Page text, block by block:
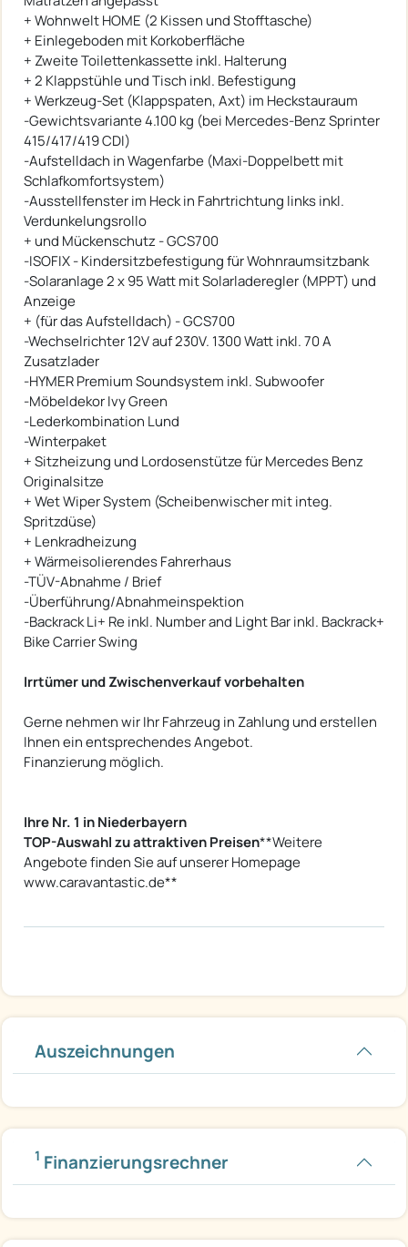
+ Wohnwelt HOME (2 Kissen und Stofftasche)
+ Einlegeboden mit Korkoberfläche
+ Zweite Toilettenkassette inkl. Halterung
+ 2 Klappstühle und Tisch inkl. Befestigung
+ Werkzeug-Set (Klappspaten, Axt) im Heckstauraum
-Gewichtsvariante 4.100 kg (bei Mercedes-Benz Sprinter
415/417/419 CDI)
-Aufstelldach in Wagenfarbe (Maxi-Doppelbett mit
Schlafkomfortsystem)
-Ausstellfenster im Heck in Fahrtrichtung links inkl.
Verdunkelungsrollo
+ und Mückenschutz - GCS700
-ISOFIX - Kindersitzbefestigung für Wohnraumsitzbank
-Solaranlage 2 x 95 Watt mit Solarladeregler (MPPT) und
Anzeige
+ (für das Aufstelldach) - GCS700
-Wechselrichter 12V auf 230V. 1300 Watt inkl. 70 A
Zusatzlader
-HYMER Premium Soundsystem inkl. Subwoofer
-Möbeldekor Ivy Green
-Lederkombination Lund
-Winterpaket
+ Sitzheizung und Lordosenstütze für Mercedes Benz
Originalsitze
+ Wet Wiper System (Scheibenwischer mit integ.
Spritzdüse)
+ Lenkradheizung
+ Wärmeisolierendes Fahrerhaus
-TÜV-Abnahme / Brief
-Überführung/Abnahmeinspektion
-Backrack Li+ Re inkl. Number and Light Bar inkl. Backrack+
Bike Carrier Swing
Irrtümer und Zwischenverkauf vorbehalten
Gerne nehmen wir Ihr Fahrzeug in Zahlung und erstellen
Ihnen ein entsprechendes Angebot.
Finanzierung möglich.
Ihre Nr. 1 in Niederbayern
TOP-Auswahl zu attraktiven Preisen**Weitere
Angebote finden Sie auf unserer Homepage
www.caravantastic.de**
Auszeichnungen
1 Finanzierungsrechner